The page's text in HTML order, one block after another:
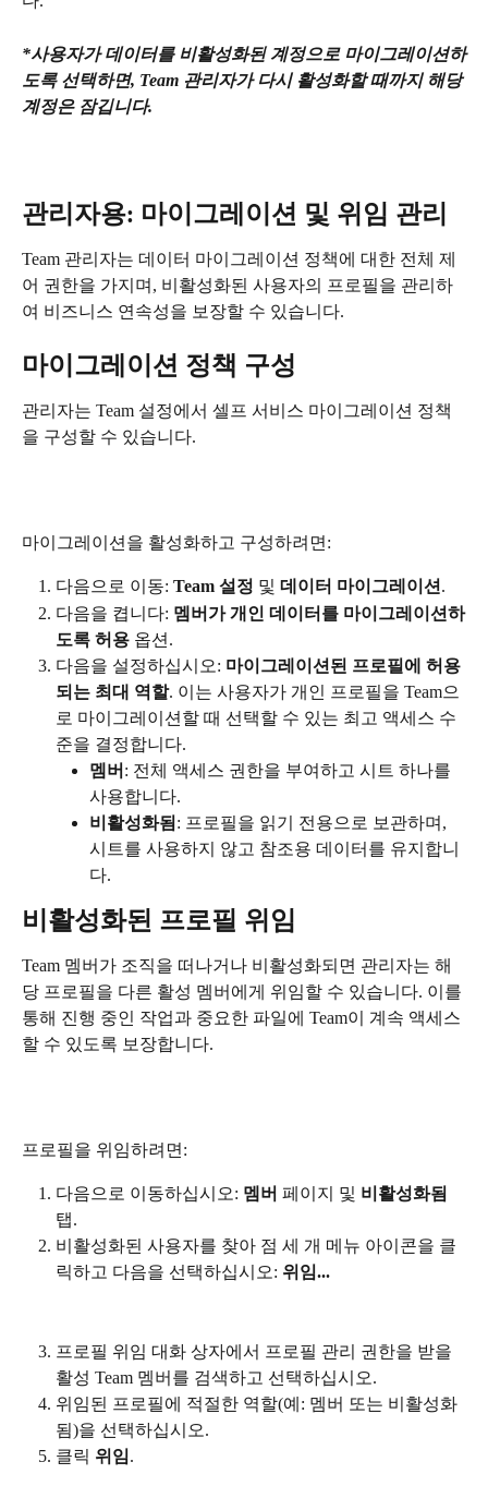
*사용자가 데이터를 비활성화된 계정으로 마이그레이션하
도록 선택하면, Team 관리자가 다시 활성화할 때까지 해당
계정은 잠깁니다.
관리자용: 마이그레이션 및 위임 관리
Team 관리자는 데이터 마이그레이션 정책에 대한 전체 제
어 권한을 가지며, 비활성화된 사용자의 프로필을 관리하
여 비즈니스 연속성을 보장할 수 있습니다.
마이그레이션 정책 구성
관리자는 Team 설정에서 셀프 서비스 마이그레이션 정책
을 구성할 수 있습니다.
마이그레이션을 활성화하고 구성하려면:
다음으로 이동: Team 설정 및 데이터 마이그레이션 .
다음을 켭니다: 멤버가 개인 데이터를 마이그레이션하
도록 허용 옵션.
다음을 설정하십시오: 마이그레이션된 프로필에 허용
되는 최대 역할. 이는 사용자가 개인 프로필을 Team으
로 마이그레이션할 때 선택할 수 있는 최고 액세스 수
준을 결정합니다.
멤버 : 전체 액세스 권한을 부여하고 시트 하나를
사용합니다.
비활성화됨 : 프로필을 읽기 전용으로 보관하며,
시트를 사용하지 않고 참조용 데이터를 유지합니
다.
비활성화된 프로필 위임
Team 멤버가 조직을 떠나거나 비활성화되면 관리자는 해
당 프로필을 다른 활성 멤버에게 위임할 수 있습니다. 이를
통해 진행 중인 작업과 중요한 파일에 Team이 계속 액세스
할 수 있도록 보장합니다.
프로필을 위임하려면:
다음으로 이동하십시오: 멤버 페이지 및 비활성화됨
탭.
비활성화된 사용자를 찾아 점 세 개 메뉴 아이콘을 클
릭하고 다음을 선택하십시오: 위임...
프로필 위임 대화 상자에서 프로필 관리 권한을 받을
활성 Team 멤버를 검색하고 선택하십시오.
위임된 프로필에 적절한 역할(예: 멤버 또는 비활성화
됨)을 선택하십시오.
클릭 위임.